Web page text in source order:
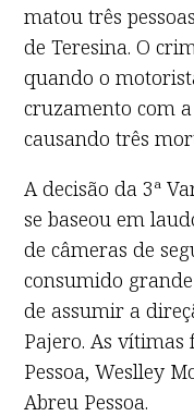
matou três
de Teresina. O
quando o
cruzamento com
causando três
A decisão da 3ª
se baseou em
de câmeras de
consumido
de assumir a
Pajero. As
Pessoa, Weslley
Abreu Pessoa.